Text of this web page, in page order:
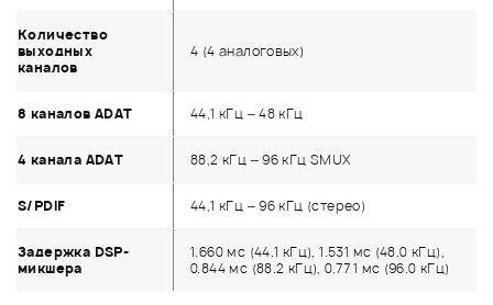
Количество
выходных
каналов
4 (4 аналоговых)
8 каналов ADAT 44,1 кГц – 48 кГц
4 канала ADAT 88,2 кГц – 96 кГц SMUX
S/PDIF 44,1 кГц – 96 кГц (стерео)
Задержка DSP-
микшера
1.660 мс (44.1 кГц), 1.531 мс (48.0 кГц),
0.844 мс (88.2 кГц), 0.771 мс (96.0 кГц)